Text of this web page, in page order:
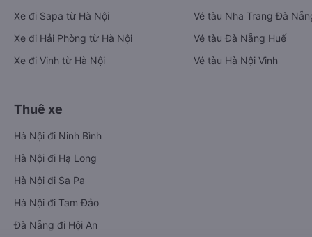
Xe đi Sapa từ Hà Nội
Xe đi Hải Phòng từ Hà Nội
Xe đi Vinh từ Hà Nội
Vé tàu Nha Trang Đà
Vé tàu Đà Nẵng Huế
Vé tàu Hà Nội Vinh
Thuê xe
Hà Nội đi Ninh Bình
Hà Nội đi Hạ Long
Hà Nội đi Sa Pa
Hà Nội đi Tam Đảo
Đà Nẵng đi Hội An